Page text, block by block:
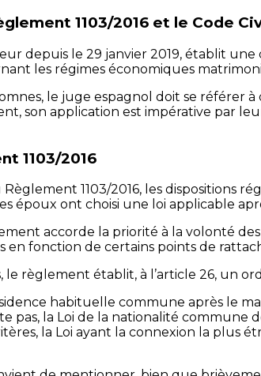
1103/2016 et le Code
depuis le 29 janvier 2019, établit
les régimes économiques
le juge espagnol doit se référer
son application est impérative par
1103/2016
1103/2016, les dispositions
époux ont choisi une loi applicable
accorde la priorité à la volonté
en fonction de certains points de
le règlement établit, à l’article 26, un
habituelle commune après le
pas, la Loi de la nationalité
la Loi ayant la connexion la